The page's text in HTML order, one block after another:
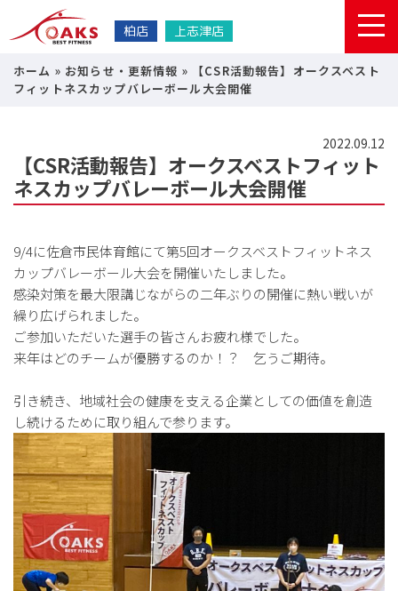
柏店 上志津店
ホーム » お知らせ・更新情報 »
【CSR活動報告】オークスベスト
フィットネスカップバレーボール大会開催
2022.09.12
【CSR活動報告】オークスベストフィット
ネスカップバレーボール大会開催
9/4に佐倉市民体育館にて第5回オークスベストフィットネス
カップバレーボール大会を開催いたしました。
感染対策を最大限講じながらの二年ぶりの開催に熱い戦いが
繰り広げられました。
ご参加いただいた選手の皆さんお疲れ様でした。
来年はどのチームが優勝するのか！？ 乞うご期待。
引き続き、地域社会の健康を支える企業としての価値を創造
し続けるために取り組んで参ります。